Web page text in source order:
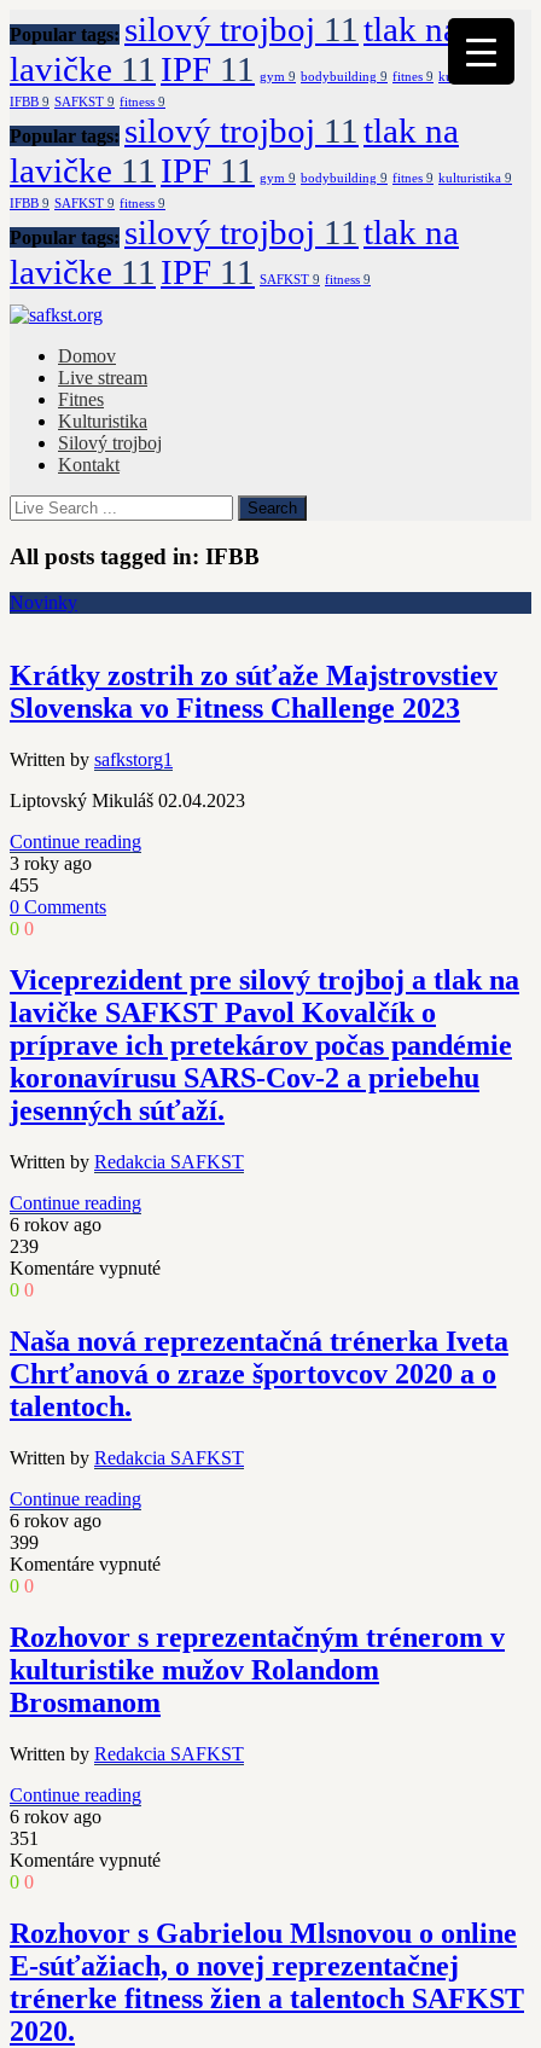
Popular tags: silový trojboj 11 tlak na
lavičke 11 IPF 11 gym 9 bodybuilding 9 fitnes 9 kulturistika
IFBB 9 SAFKST 9 fitness 9
Popular tags: silový trojboj 11 tlak na
lavičke 11 IPF 11 gym 9 bodybuilding 9 fitnes 9 kulturistika 9
IFBB 9 SAFKST 9 fitness 9
Popular tags: silový trojboj 11 tlak na
lavičke 11 IPF 11 SAFKST 9 fitness 9
Domov
Live stream
Fitnes
Kulturistika
Silový trojboj
Kontakt
All posts tagged in: IFBB
Novinky
Krátky zostrih zo súťaže Majstrovstiev
Slovenska vo Fitness Challenge 2023
Written by safkstorg1
Liptovský Mikuláš 02.04.2023
Continue reading
3 roky ago
455
0 Comments
0 0
Viceprezident pre silový trojboj a tlak na
lavičke SAFKST Pavol Kovalčík o
príprave ich pretekárov počas pandémie
koronavírusu SARS-Cov-2 a priebehu
jesenných súťaží.
Written by Redakcia SAFKST
Continue reading
6 rokov ago
239
Komentáre vypnuténa
trojboj
a
SAFKST
ich
pandémie
koronavírusu
SARS-
2
priebehu
0 0
Naša nová reprezentačná trénerka Iveta
Chrťanová o zraze športovcov 2020 a o
talentoch.
Written by Redakcia SAFKST
Continue reading
6 rokov ago
399
Komentáre vypnuténa
trénerka
Iveta
o
športovcov
0 0
Rozhovor s reprezentačným trénerom v
kulturistike mužov Rolandom
Brosmanom
Written by Redakcia SAFKST
Continue reading
6 rokov ago
351
Komentáre vypnuténa
reprezentačným
trénerom
v
kulturistike
mužov
0 0
Rozhovor s Gabrielou Mlsnovou o online
E-súťažiach, o novej reprezentačnej
trénerke fitness žien a talentoch SAFKST
2020.